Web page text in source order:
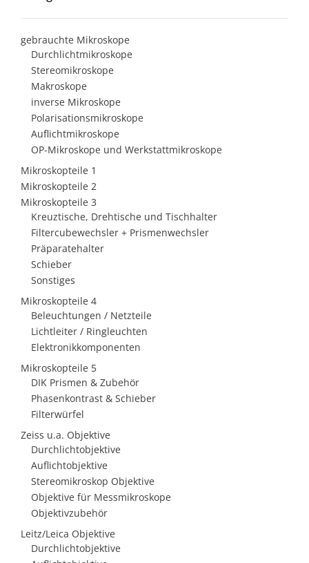
gebrauchte Mikroskope
Durchlichtmikroskope
Stereomikroskope
Makroskope
inverse Mikroskope
Polarisationsmikroskope
Auflichtmikroskope
OP-Mikroskope und Werkstattmikroskope
Mikroskopteile 1
Mikroskopteile 2
Mikroskopteile 3
Kreuztische, Drehtische und Tischhalter
Filtercubewechsler + Prismenwechsler
Präparatehalter
Schieber
Sonstiges
Mikroskopteile 4
Beleuchtungen / Netzteile
Lichtleiter / Ringleuchten
Elektronikkomponenten
Mikroskopteile 5
DIK Prismen & Zubehör
Phasenkontrast & Schieber
Filterwürfel
Zeiss u.a. Objektive
Durchlichtobjektive
Auflichtobjektive
Stereomikroskop Objektive
Objektive für Messmikroskope
Objektivzubehör
Leitz/Leica Objektive
Durchlichtobjektive